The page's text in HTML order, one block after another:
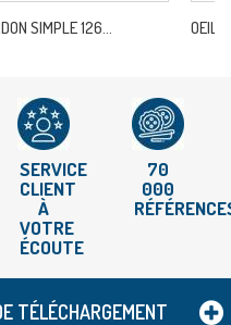
SIMPLE 126...
SERVICE
CLIENT
À
VOTRE
ÉCOUTE
70
000
TÉLÉCHARGEMENT